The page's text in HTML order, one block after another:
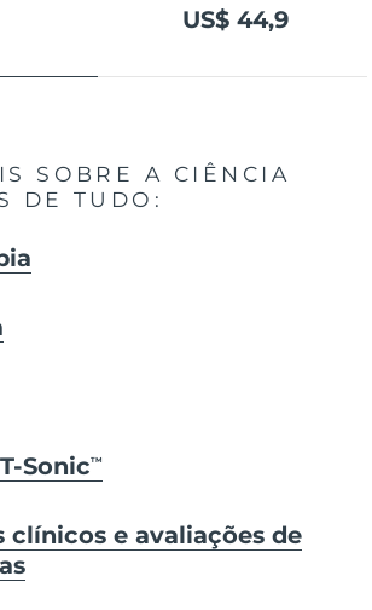
US$ 44,9
SOBRE A CIÊNCIA
DE TUDO:
SonicTM
clínicos e avaliações de